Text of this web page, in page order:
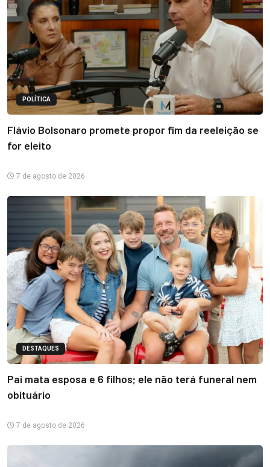
POLÍTICA
Flávio Bolsonaro promete propor fim da reeleição se
for eleito
7 de agosto de 2026
DESTAQUES
Pai mata esposa e 6 filhos; ele não terá funeral nem
obituário
7 de agosto de 2026